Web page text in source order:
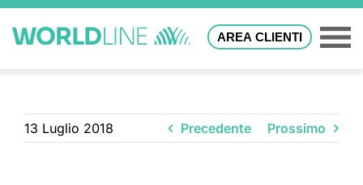
AREA CLIENTI
13 Luglio 2018 Precedente Prossimo